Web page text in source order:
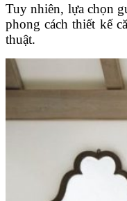
Tuy nhiên, lựa chọn
phong cách thiết kế
thuật.